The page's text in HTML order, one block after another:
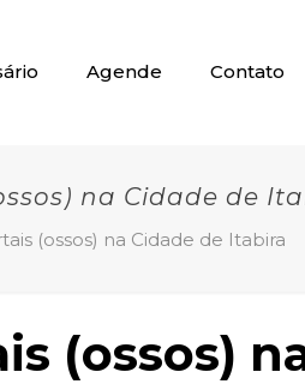
Agende Contato
na Cidade de
(ossos) na Cidade de Itabira
(ossos)